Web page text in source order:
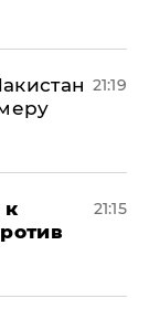
21:19
к
21:15